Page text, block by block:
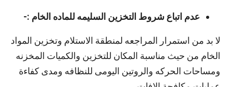
عدم اتباع شروط التخزين السليمه للماده الخام :-
لا بد من استمرار المراجعه لمنطقة الاستلام وتخزين المواد
الخام من حيث مناسبة المكان للتخزين والكميات المخزنه
ومساحات الحركه والروتين اليومى للنظافه ومدى كفاءة